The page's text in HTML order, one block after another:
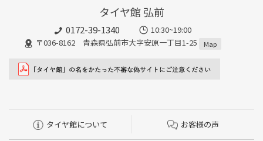
タイヤ館 弘前
0172-39-1340
10:30~19:00
〒036-8162 青森県弘前市大字安原一丁目1-25
Map
タイヤ館について お客様の声